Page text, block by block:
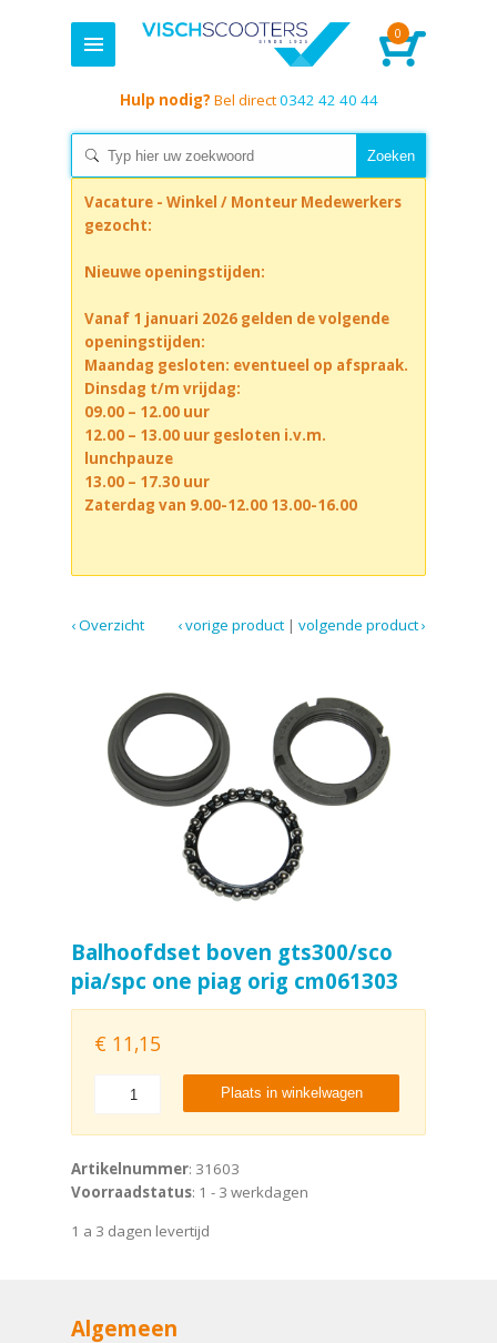
0
Hulp nodig? Bel direct0342 42 40 44
Vacature - Winkel / Monteur Medewerkers
gezocht:
Nieuwe openingstijden:
Vanaf 1 januari 2026 gelden de volgende
openingstijden:
Maandag gesloten: eventueel op afspraak.
Dinsdag t/m vrijdag:
09.00 – 12.00 uur
12.00 – 13.00 uur gesloten i.v.m.
lunchpauze
13.00 – 17.30 uur
Zaterdag van 9.00-12.00 13.00-16.00
‹ Overzicht volgende product ›
|
‹ vorige product
Balhoofdset boven gts300/sco
pia/spc one piag orig cm061303
€ 11,15
Plaats in winkelwagen
Artikelnummer: 31603
Voorraadstatus: 1 - 3 werkdagen
1 a 3 dagen levertijd
Algemeen